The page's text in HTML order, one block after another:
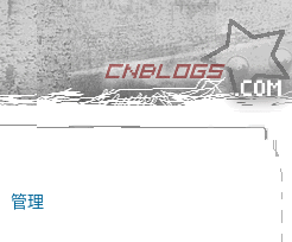
管理